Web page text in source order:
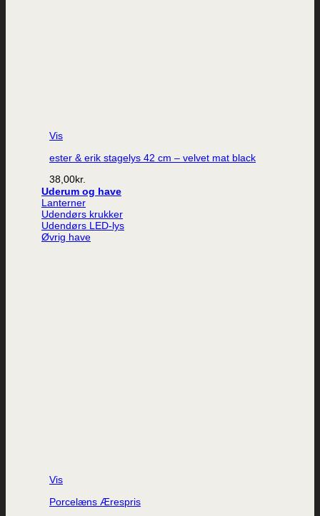
Vis
ester & erik stagelys 42 cm – velvet mat black
38,00kr.
Uderum og have
Lanterner
Udendørs krukker
Udendørs LED-lys
Øvrig have
Vis
Porcelæns Ærespris